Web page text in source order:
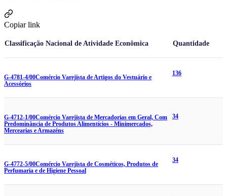
Copiar link
Classificação Nacional de Atividade Econômica Quantidade
G-4781-4/00Comércio Varejista de Artigos do Vestuário e
Acessórios
136
G-4712-1/00Comércio Varejista de Mercadorias em Geral, Com
Predominância de Produtos Alimentícios - Minimercados,
Mercearias e Armazéns
34
G-4772-5/00Comércio Varejista de Cosméticos, Produtos de
Perfumaria e de Higiene Pessoal
34